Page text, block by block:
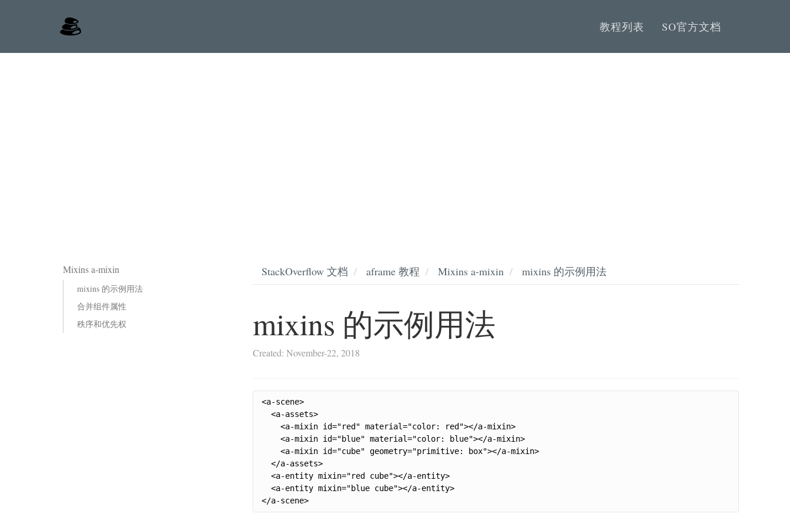
教程列表 SO官方文档
Mixins a-mixin
mixins 的示例用法
合并组件属性
秩序和优先权
StackOverflow 文档 aframe 教程 Mixins a-mixin mixins 的示例用法
mixins 的示例用法
Created: November-22, 2018
<a-scene>
  <a-assets>
    <a-mixin id="red" material="color: red"></a-mixin>
    <a-mixin id="blue" material="color: blue"></a-mixin>
    <a-mixin id="cube" geometry="primitive: box"></a-mixin>
  </a-assets>
  <a-entity mixin="red cube"></a-entity>
  <a-entity mixin="blue cube"></a-entity>
</a-scene>